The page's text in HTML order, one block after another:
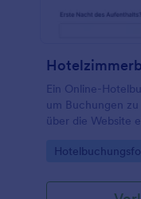
Ein Online-
um Buchungen
über die Website
besitzen oder
für
Go to Category: